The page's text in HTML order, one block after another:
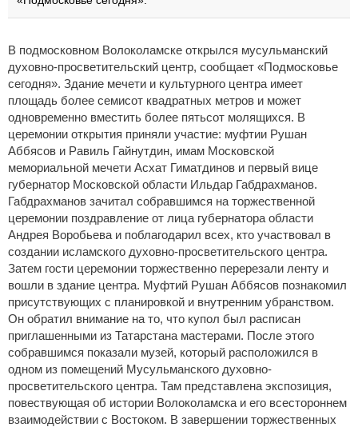
В подмосковном Волоколамске открылся мусульманский
духовно-просветительский центр, сообщает «Подмосковье
сегодня». Здание мечети и культурного центра имеет
площадь более семисот квадратных метров и может
одновременно вместить более пятьсот молящихся. В
церемонии открытия приняли участие: муфтии Рушан
Аббясов и Равиль Гайнутдин, имам Московской
мемориальной мечети Асхат Гиматдинов и первый вице
губернатор Московской области Ильдар Габдрахманов.
Габдрахманов зачитал собравшимся на торжественной
церемонии поздравление от лица губернатора области
Андрея Воробьева и поблагодарил всех, кто участвовал в
создании исламского духовно-просветительского центра.
Затем гости церемонии торжественно перерезали ленту и
вошли в здание центра. Муфтий Рушан Аббясов познакомил
присутствующих с планировкой и внутренним убранством.
Он обратил внимание на то, что купол был расписан
приглашенными из Татарстана мастерами. После этого
собравшимся показали музей, который расположился в
одном из помещений Мусульманского духовно-
просветительского центра. Там представлена экспозиция,
повествующая об истории Волоколамска и его всестороннем
взаимодействии с Востоком. В завершении торжественных